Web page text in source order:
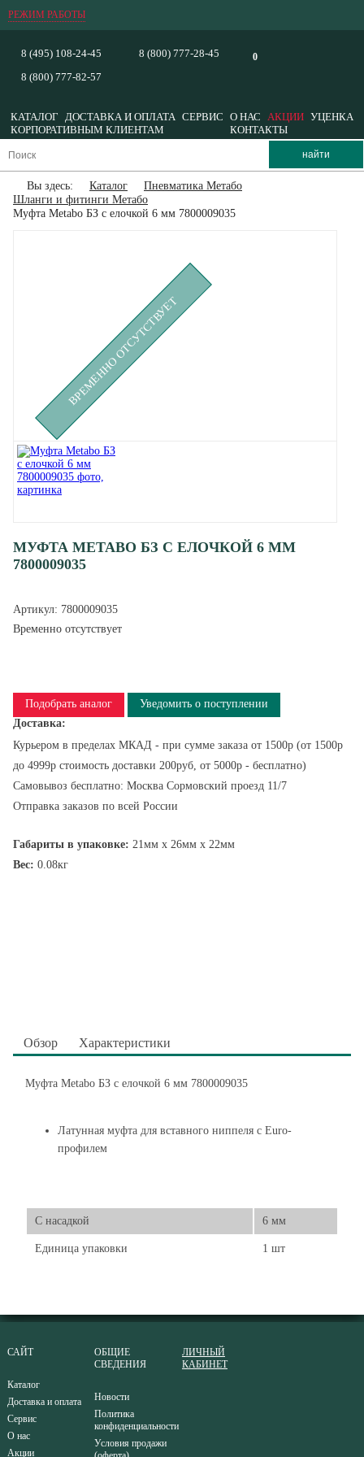
РЕЖИМ РАБОТЫ
0
8 (495) 108-24-45
8 (800) 777-82-57
8 (800) 777-28-45
КАТАЛОГ ДОСТАВКА И ОПЛАТА СЕРВИС О НАС АКЦИИ УЦЕНКА
КОРПОРАТИВНЫМ КЛИЕНТАМ
КОНТАКТЫ
Вы здесь: Каталог
Пневматика Метабо
Шланги и фитинги Метабо
Муфта Metabo БЗ с елочкой 6 мм 7800009035
ВРЕМЕННО ОТСУТСТВУЕТ
МУФТА METABO БЗ С ЕЛОЧКОЙ 6 ММ
7800009035
Артикул: 7800009035
Временно отсутствует
Подобрать аналог
Уведомить о поступлении
Доставка:
Курьером в пределах МКАД - при сумме заказа от 1500р (от 1500р
до 4999р стоимость доставки 200руб, от 5000р - бесплатно)
Самовывоз бесплатно: Москва Сормовский проезд 11/7
Отправка заказов по всей России
Габариты в упаковке: 21мм x 26мм x 22мм
Вес: 0.08кг
Обзор Характеристики
Муфта Metabo БЗ с елочкой 6 мм 7800009035
Латунная муфта для вставного ниппеля с Euro-
профилем
С насадкой 6 мм
Единица упаковки 1 шт
САЙТ
Каталог
Доставка и оплата
Сервис
О нас
Акции
ОБЩИЕ
СВЕДЕНИЯ
Новости
Политика
конфиденциальности
Условия продажи
ЛИЧНЫЙ
КАБИНЕТ